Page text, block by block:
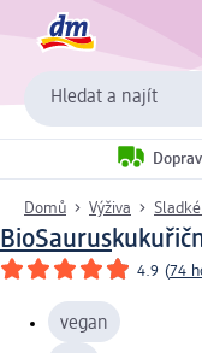
Hledat a najít
Domů Výživa
BioSaurus
4.9 (74
vegan